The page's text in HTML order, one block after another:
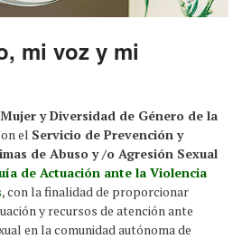
mi voz y mi
y Diversidad de Género de la
el Servicio de Prevención y
de Abuso y /o Agresión Sexual
de Actuación ante la Violencia
, con la finalidad de proporcionar
y recursos de atención ante
en la comunidad autónoma de